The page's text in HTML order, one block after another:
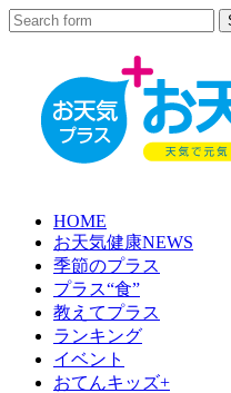
HOME
お天気健康NEWS
季節のプラス
プラス“食”
教えてプラス
ランキング
イベント
おてんキッズ+